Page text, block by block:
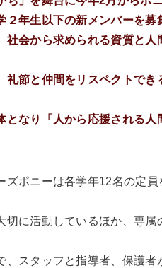
２年生以下の新メンバーを募
社会から求められる資質と
礼節と仲間をリスペクトで
となり「人から応援される人
ズポニーは各学年12名の定
切に活動しているほか、専
、スタッフと指導者、保護